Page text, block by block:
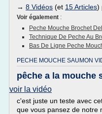
→ 8 Vidéos (et 15 Articles)
Voir également :
Peche Mouche Brochet
Technique De Peche Au
Bas De Ligne Peche
PECHE MOUCHE SAUMON
pêche a la mouche
voir la vidéo
c'est juste un teste avec
que vous pansez de notre